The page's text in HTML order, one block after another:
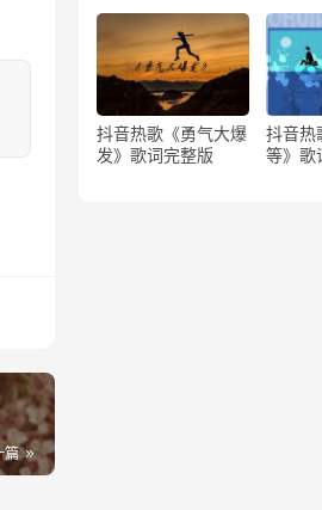
篇
抖音热歌《勇气大爆
发》歌词完整版
抖音热
等》歌